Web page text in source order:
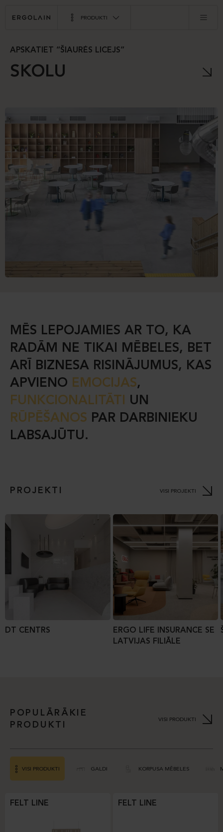
PRODUKTI
APSKATIET “ŠIAURĖS LICEJS”
SKOLU
MĒS LEPOJAMIES AR TO, KA
RADĀM NE TIKAI MĒBELES, BET
ARĪ BIZNESA RISINĀJUMUS, KAS
APVIENO EMOCIJAS,
FUNKCIONALITĀTI
UN
RŪPĒŠANOS PAR DARBINIEKU
LABSAJŪTU.
PROJEKTI VISI PROJEKTI
DT CENTRS
ERGO LIFE INSURANCE SE
LATVIJAS FILIĀLE
POPULĀRĀKIE
PRODUKTI
VISI PRODUKTI
VISI PRODUKTI GALDI KORPUSA MĒBELES
FELT LINE FELT LINE